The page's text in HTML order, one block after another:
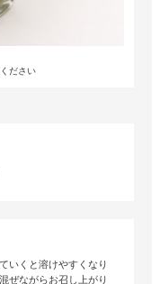
ださい
いくと溶けやすくなり
ぜながらお召し上がり